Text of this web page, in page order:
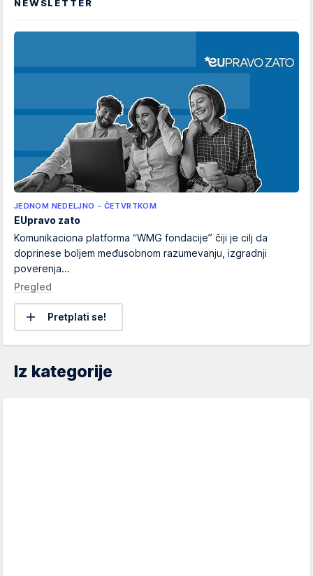
NEWSLETTER
JEDNOM NEDELJNO - ČETVRTKOM
EUpravo zato
Komunikaciona platforma “WMG fondacije” čiji je cilj da
doprinese boljem međusobnom razumevanju, izgradnji
poverenja...
Pregled
Pretplati se!
Iz kategorije